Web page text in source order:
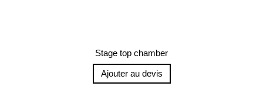
Stage top chamber
Ajouter au devis